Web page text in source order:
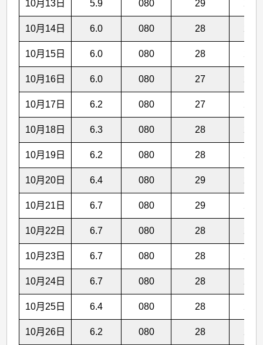
10月13日 5.9 080 29
10月14日 6.0 080 28
10月15日 6.0 080 28
10月16日 6.0 080 27
10月17日 6.2 080 27
10月18日 6.3 080 28
10月19日 6.2 080 28
10月20日 6.4 080 29
10月21日 6.7 080 29
10月22日 6.7 080 28
10月23日 6.7 080 28
10月24日 6.7 080 28
10月25日 6.4 080 28
10月26日 6.2 080 28